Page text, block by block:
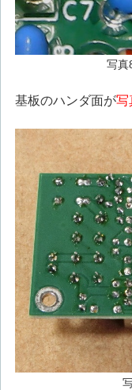
写真
基板のハンダ面が写